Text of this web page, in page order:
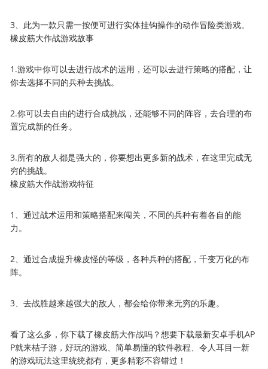
3、此为一款只需一按便可进行实体挂钩操作的动作冒险类游戏。
橡皮筋大作战游戏故事
1.游戏中你可以去进行战术的运用，还可以去进行策略的搭配，让
你去选择不同的兵种去挑战。
2.你可以去自由的进行合成挑战，还能够不同的阵容，去合理的布
置完成新的任务。
3.所有的敌人都是强大的，你要想出更多新的战术，在这里完成无
穷的挑战。
橡皮筋大作战游戏特征
1、通过战术运用和策略搭配来闯关，不同的兵种有着各自的能
力。
2、通过合成提升橡皮怪的等级，各种兵种的搭配，千变万化的布
阵。
3、去战胜越来越强大的敌人，都会给你带来无穷的乐趣。
看了这么多，你下载了橡皮筋大作战吗？想要下载最新安卓手机AP
P就来桔子游，好玩的游戏、简单易懂的软件教程、令人耳目一新
的游戏玩法这里统统都有，更多精彩不容错过！